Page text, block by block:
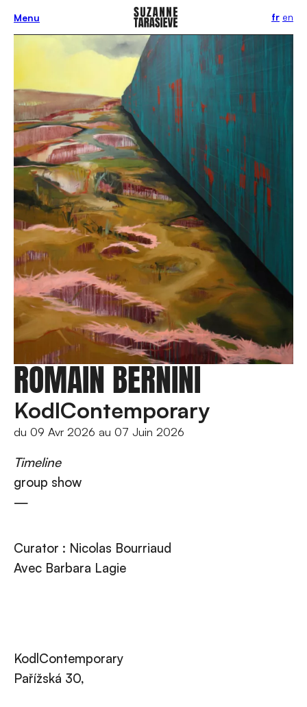
Menu fr en
ROMAIN BERNINI
KodlContemporary
du 09 Avr 2026 au 07 Juin 2026
Timeline
group show
—
Curator : Nicolas Bourriaud
Avec Barbara Lagie
KodlContemporary
Pařížská 30,